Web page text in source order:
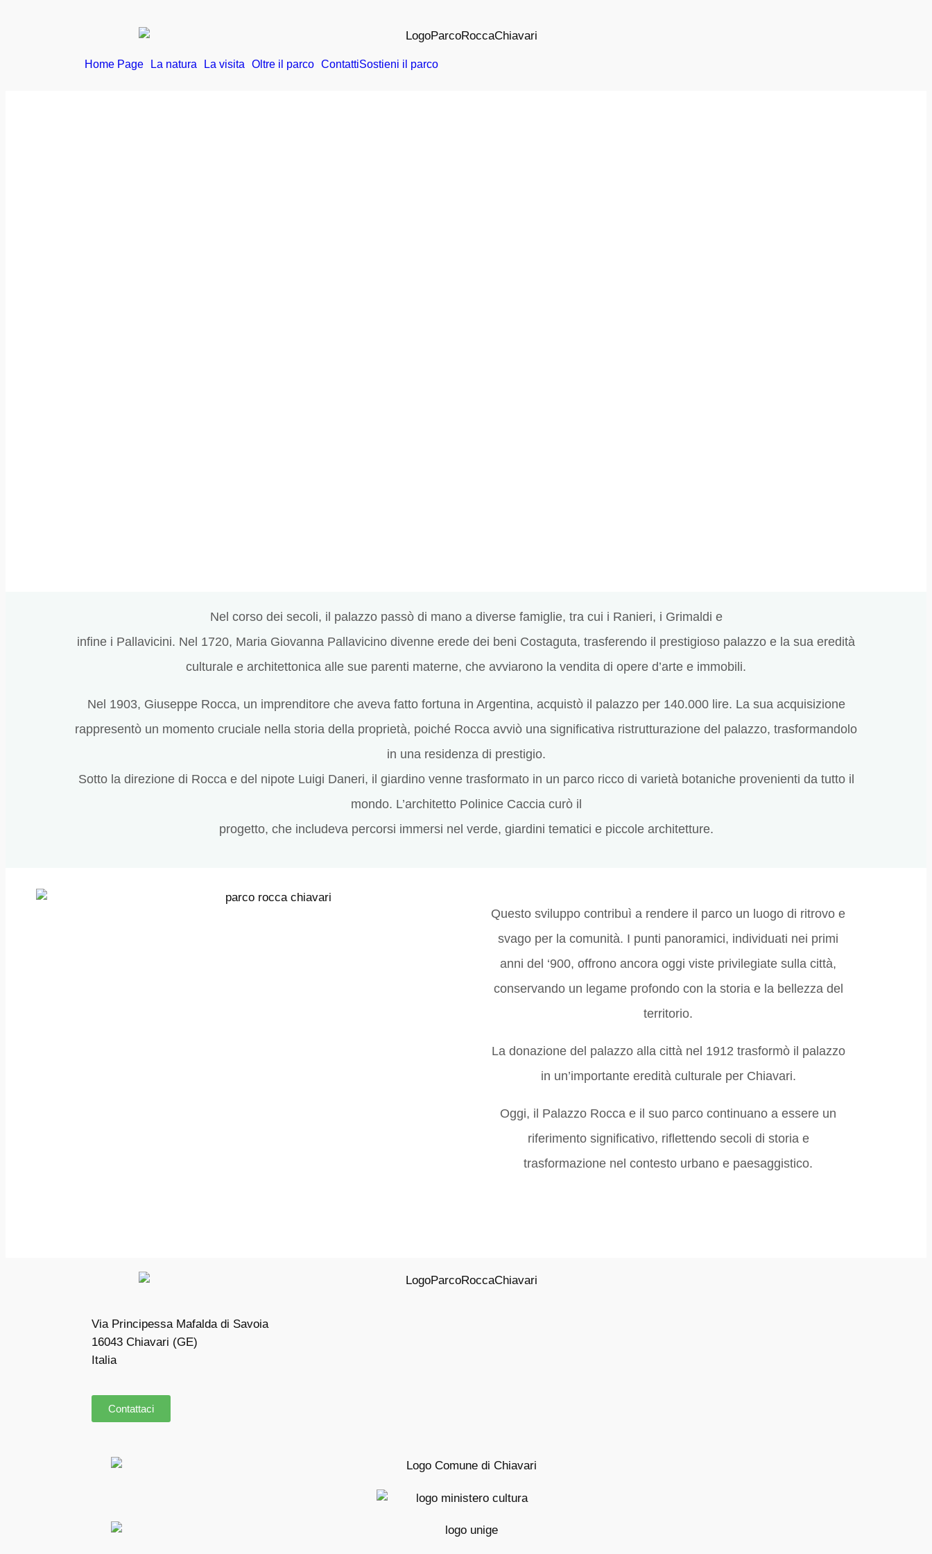
Home Page La natura La visita Oltre il parco ContattiSostieni il parco
Nel corso dei secoli, il palazzo passò di mano a diverse famiglie, tra cui i Ranieri, i Grimaldi e
infine i Pallavicini. Nel 1720, Maria Giovanna Pallavicino divenne erede dei beni Costaguta, trasferendo il prestigioso palazzo e la sua eredità
culturale e architettonica alle sue parenti materne, che avviarono la vendita di opere d’arte e immobili.
Nel 1903, Giuseppe Rocca, un imprenditore che aveva fatto fortuna in Argentina, acquistò il palazzo per 140.000 lire. La sua acquisizione
rappresentò un momento cruciale nella storia della proprietà, poiché Rocca avviò una significativa ristrutturazione del palazzo, trasformandolo
in una residenza di prestigio.
Sotto la direzione di Rocca e del nipote Luigi Daneri, il giardino venne trasformato in un parco ricco di varietà botaniche provenienti da tutto il
mondo. L’architetto Polinice Caccia curò il
progetto, che includeva percorsi immersi nel verde, giardini tematici e piccole architetture.
Questo sviluppo contribuì a rendere il parco un luogo di ritrovo e
svago per la comunità. I punti panoramici, individuati nei primi
anni del ‘900, offrono ancora oggi viste privilegiate sulla città,
conservando un legame profondo con la storia e la bellezza del
territorio.
La donazione del palazzo alla città nel 1912 trasformò il palazzo
in un’importante eredità culturale per Chiavari.
Oggi, il Palazzo Rocca e il suo parco continuano a essere un
riferimento significativo, riflettendo secoli di storia e
trasformazione nel contesto urbano e paesaggistico.
Via Principessa Mafalda di Savoia
16043 Chiavari (GE)
Italia
Contattaci